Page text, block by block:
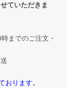
ていただきま
までのご注文・
ります。